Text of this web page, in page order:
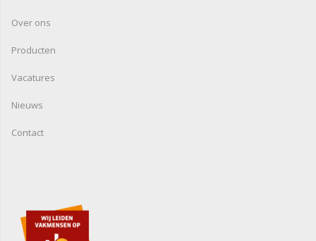
Over ons
Producten
Vacatures
Nieuws
Contact